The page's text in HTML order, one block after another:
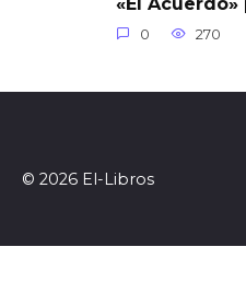
0 270
© 2026 El-Libros